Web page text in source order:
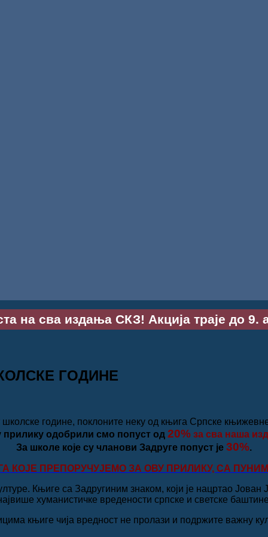
на сва издања СКЗ! Акција траје до 9.
ГОДИНЕ
године, поклоните неку од књига Српске књижевне
прилику одобрили смо попуст од 20% за сва наша
За школе које су чланови Задруге попуст је 30%.
КОЈЕ ПРЕПОРУЧУЈЕМО ЗА ОВУ ПРИЛИКУ, СА
Књиге са Задругиним знаком, који је нацртао
хуманистичке вредености српске и светске
књиге чија вредност не пролази и подржите важну